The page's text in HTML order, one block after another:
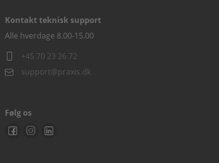
Kontakt teknisk support
Alle hverdage 8.00-15.00
+45 70 23 26 72
support@praxis.dk
Følg os